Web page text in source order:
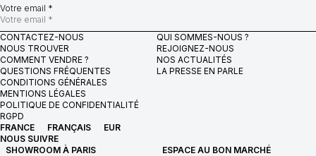
Votre email *
NOUS SUIVRE
CONTACTEZ-NOUS
NOUS TROUVER
COMMENT VENDRE ?
QUESTIONS FRÉQUENTES
SHOWROOM À PARIS
QUI SOMMES-NOUS ?
REJOIGNEZ-NOUS
NOS ACTUALITÉS
LA PRESSE EN PARLE
ESPACE AU BON MARCHÉ
CONDITIONS GÉNÉRALES
MENTIONS LÉGALES
POLITIQUE DE CONFIDENTIALITÉ
RGPD
FRANCE
FRANÇAIS EUR